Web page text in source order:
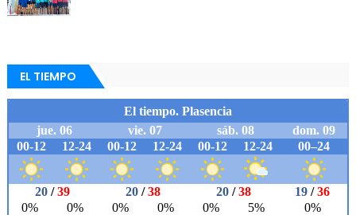
EL TIEMPO